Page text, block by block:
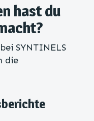
hast du
SYNTINELS
die